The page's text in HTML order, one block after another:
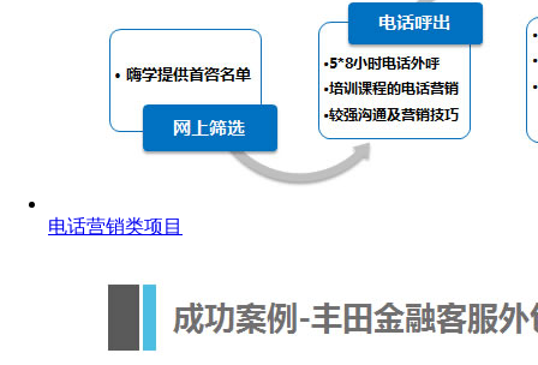
电话营销类项目